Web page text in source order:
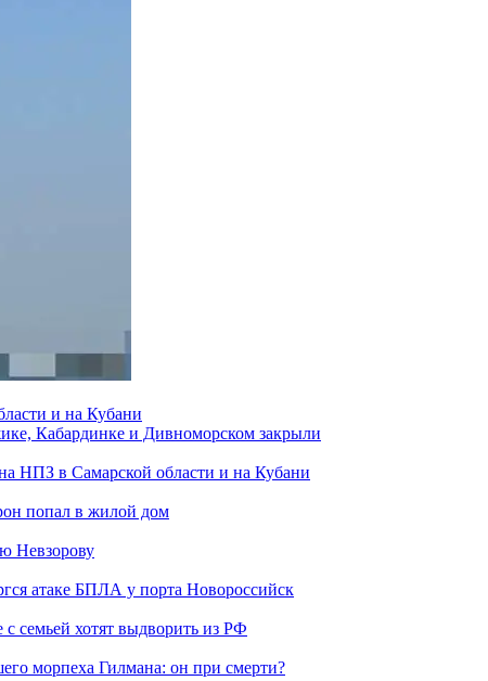
и на Кубани
Кабардинке и Дивноморском закрыли
НПЗ в Самарской области и на Кубани
попал в жилой дом
Невзорову
атаке БПЛА у порта Новороссийск
с семьей хотят выдворить из РФ
морпеха Гилмана: он при смерти?